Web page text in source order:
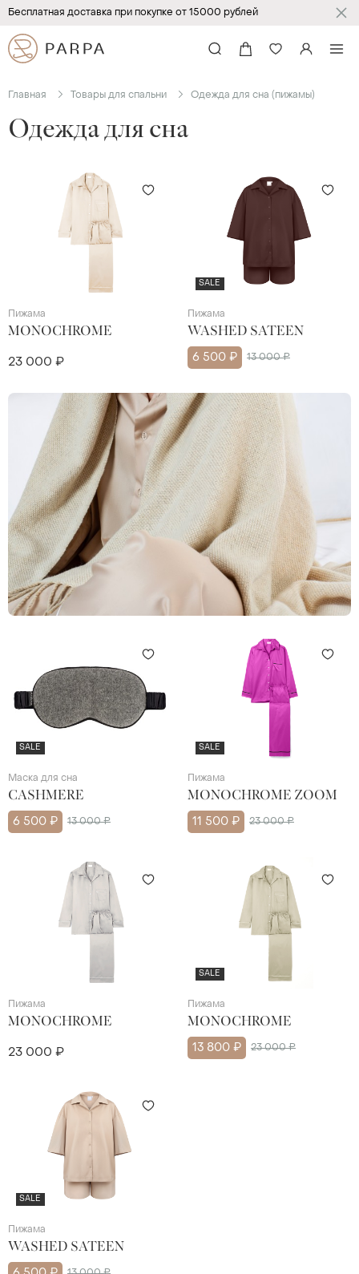
Бесплатная доставка при покупке от 15000 рублей
Главная Товары для спальни Одежда для сна (пижамы)
Одежда для сна
Пижама
MONOCHROME
23 000 ₽
SALE
Пижама
WASHED SATEEN
6 500 ₽ 13 000 ₽
SALE
Маска для сна
CASHMERE
6 500 ₽ 13 000 ₽
SALE
Пижама
MONOCHROME ZOOM
11 500 ₽ 23 000 ₽
Пижама
MONOCHROME
23 000 ₽
SALE
Пижама
MONOCHROME
13 800 ₽ 23 000 ₽
SALE
Пижама
WASHED SATEEN